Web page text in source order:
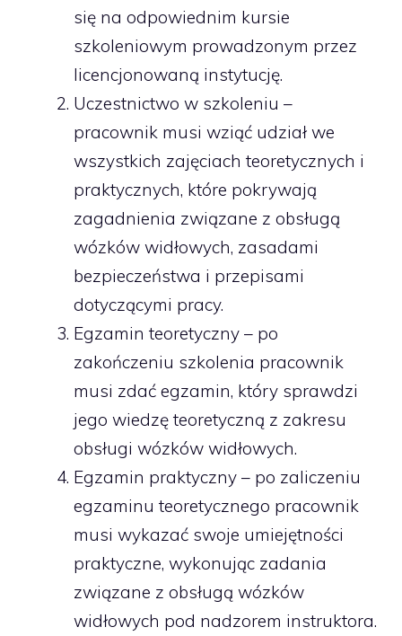
się na odpowiednim kursie
szkoleniowym prowadzonym przez
licencjonowaną instytucję.
Uczestnictwo w szkoleniu –
pracownik musi wziąć udział we
wszystkich zajęciach teoretycznych i
praktycznych, które pokrywają
zagadnienia związane z obsługą
wózków widłowych, zasadami
bezpieczeństwa i przepisami
dotyczącymi pracy.
Egzamin teoretyczny – po
zakończeniu szkolenia pracownik
musi zdać egzamin, który sprawdzi
jego wiedzę teoretyczną z zakresu
obsługi wózków widłowych.
Egzamin praktyczny – po zaliczeniu
egzaminu teoretycznego pracownik
musi wykazać swoje umiejętności
praktyczne, wykonując zadania
związane z obsługą wózków
widłowych pod nadzorem instruktora.